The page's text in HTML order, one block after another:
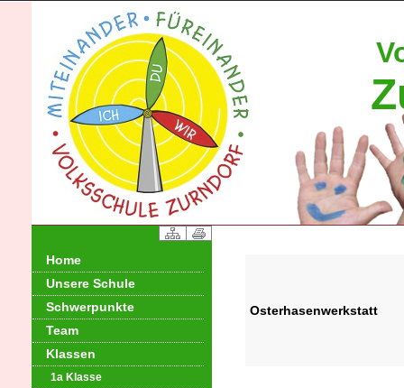
Home
Unsere Schule
Schwerpunkte
Team
Klassen
1a Klasse
Osterhasenwerkstatt